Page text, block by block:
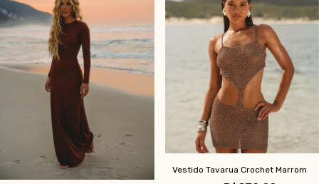
Vestido Tavarua Crochet Marrom